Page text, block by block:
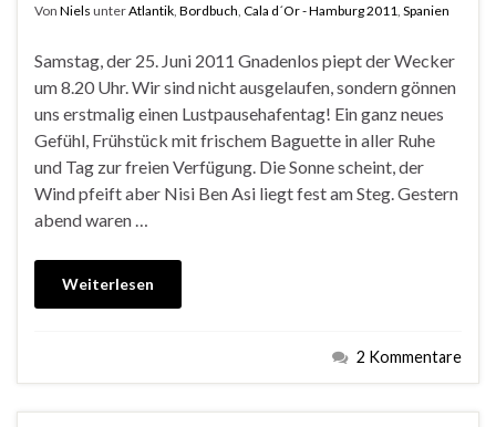
Von Niels unterAtlantik Bordbuch Cala d´Or - Hamburg 2011 Spanien
Samstag, der 25. Juni 2011 Gnadenlos piept der Wecker
um 8.20 Uhr. Wir sind nicht ausgelaufen, sondern gönnen
uns erstmalig einen Lustpausehafentag! Ein ganz neues
Gefühl, Frühstück mit frischem Baguette in aller Ruhe
und Tag zur freien Verfügung. Die Sonne scheint, der
Wind pfeift aber Nisi Ben Asi liegt fest am Steg. Gestern
abend waren …
Weiterlesen
2 Kommentare